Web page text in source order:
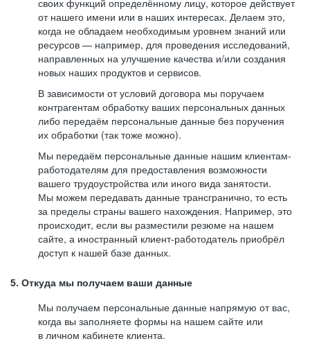
своих функций определённому лицу, которое действует
от нашего имени или в наших интересах. Делаем это,
когда не обладаем необходимым уровнем знаний или
ресурсов — например, для проведения исследований,
направленных на улучшение качества и/или создания
новых наших продуктов и сервисов.
В зависимости от условий договора мы поручаем
контрагентам обработку ваших персональных данных
либо передаём персональные данные без поручения
их обработки (так тоже можно).
Мы передаём персональные данные нашим клиентам-
работодателям для предоставления возможности
вашего трудоустройства или иного вида занятости.
Мы можем передавать данные трансгранично, то есть
за пределы страны вашего нахождения. Например, это
происходит, если вы разместили резюме на нашем
сайте, а иностранный клиент-работодатель приобрёл
доступ к нашей базе данных.
5. Откуда мы получаем ваши данные
Мы получаем персональные данные напрямую от вас,
когда вы заполняете формы на нашем сайте или
в личном кабинете клиента.